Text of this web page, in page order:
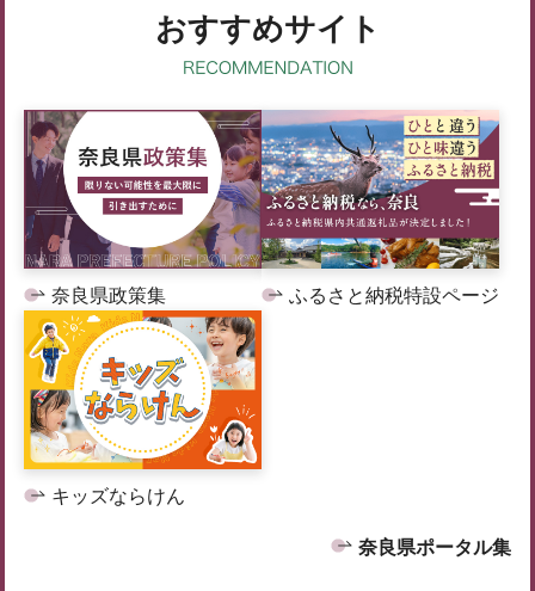
おすすめサイト
奈良県政策集 ふるさと納税特設ページ
キッズならけん
奈良県ポータル集